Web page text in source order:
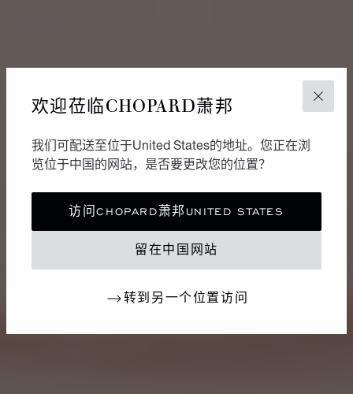
关闭
欢迎莅临CHOPARD萧邦
我们可配送至位于United States的地址。您正在浏
览位于中国的网站，是否要更改您的位置？
访问CHOPARD萧邦UNITED STATES
留在中国网站
转到另一个位置访问